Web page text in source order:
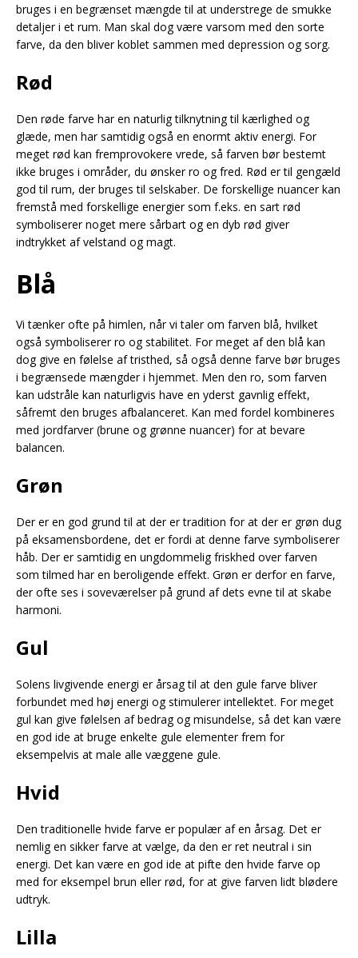
bruges i en begrænset mængde til at understrege de smukke
detaljer i et rum. Man skal dog være varsom med den sorte
farve, da den bliver koblet sammen med depression og sorg.
Rød
Den røde farve har en naturlig tilknytning til kærlighed og
glæde, men har samtidig også en enormt aktiv energi. For
meget rød kan fremprovokere vrede, så farven bør bestemt
ikke bruges i områder, du ønsker ro og fred. Rød er til gengæld
god til rum, der bruges til selskaber. De forskellige nuancer kan
fremstå med forskellige energier som f.eks. en sart rød
symboliserer noget mere sårbart og en dyb rød giver
indtrykket af velstand og magt.
Blå
Vi tænker ofte på himlen, når vi taler om farven blå, hvilket
også symboliserer ro og stabilitet. For meget af den blå kan
dog give en følelse af tristhed, så også denne farve bør bruges
i begrænsede mængder i hjemmet. Men den ro, som farven
kan udstråle kan naturligvis have en yderst gavnlig effekt,
såfremt den bruges afbalanceret. Kan med fordel kombineres
med jordfarver (brune og grønne nuancer) for at bevare
balancen.
Grøn
Der er en god grund til at der er tradition for at der er grøn dug
på eksamensbordene, det er fordi at denne farve symboliserer
håb. Der er samtidig en ungdommelig friskhed over farven
som tilmed har en beroligende effekt. Grøn er derfor en farve,
der ofte ses i soveværelser på grund af dets evne til at skabe
harmoni.
Gul
Solens livgivende energi er årsag til at den gule farve bliver
forbundet med høj energi og stimulerer intellektet. For meget
gul kan give følelsen af bedrag og misundelse, så det kan være
en god ide at bruge enkelte gule elementer frem for
eksempelvis at male alle væggene gule.
Hvid
Den traditionelle hvide farve er populær af en årsag. Det er
nemlig en sikker farve at vælge, da den er ret neutral i sin
energi. Det kan være en god ide at pifte den hvide farve op
med for eksempel brun eller rød, for at give farven lidt blødere
udtryk.
Lilla